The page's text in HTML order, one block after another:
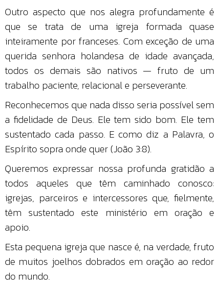
Outro aspecto que nos alegra profundamente é
que se trata de uma igreja formada quase
inteiramente por franceses. Com exceção de uma
querida senhora holandesa de idade avançada,
todos os demais são nativos — fruto de um
trabalho paciente, relacional e perseverante.
Reconhecemos que nada disso seria possível sem
a fidelidade de Deus. Ele tem sido bom. Ele tem
sustentado cada passo. E como diz a Palavra, o
Espírito sopra onde quer (João 3:8).
Queremos expressar nossa profunda gratidão a
todos aqueles que têm caminhado conosco:
igrejas, parceiros e intercessores que, fielmente,
têm sustentado este ministério em oração e
apoio.
Esta pequena igreja que nasce é, na verdade, fruto
de muitos joelhos dobrados em oração ao redor
do mundo.